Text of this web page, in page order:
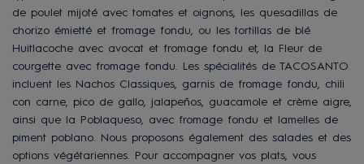
de poulet mijoté avec tomates et oignons, les quesadillas de
chorizo émietté et fromage fondu, ou les tortillas de blé
Huitlacoche avec avocat et fromage fondu et, la Fleur de
courgette avec fromage fondu. Les spécialités de TACOSANTO
incluent les Nachos Classiques, garnis de fromage fondu, chili
con carne, pico de gallo, jalapeños, guacamole et crème aigre,
ainsi que la Poblaqueso, avec fromage fondu et lamelles de
piment poblano. Nous proposons également des salades et des
options végétariennes. Pour accompagner vos plats, vous